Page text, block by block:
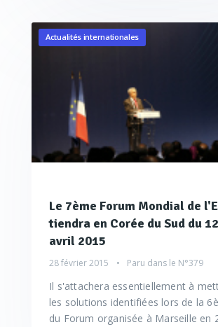
Actualités internationales
Le 7ème Forum Mondial de
tiendra en Corée du Sud du
avril 2015
28 février 2015 Paru dans le N°379
Il s'attachera essentiellement à
les solutions identifiées lors de la
du Forum organisée à Marseille en